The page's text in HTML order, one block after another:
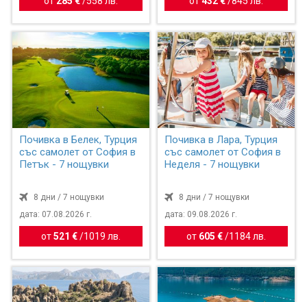
Почивка в Белек, Турция
със самолет от София в
Петък - 7 нощувки
8 дни / 7 нощувки
дата: 07.08.2026 г.
от521 € / 1019 лв.
Почивка в Лара, Турция
със самолет от София в
Неделя - 7 нощувки
8 дни / 7 нощувки
дата: 09.08.2026 г.
от 605 €/ 1184 лв.